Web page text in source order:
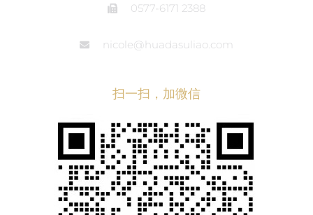
0577-6171 2388
nicole@huadasuliao.com
扫一扫，加微信